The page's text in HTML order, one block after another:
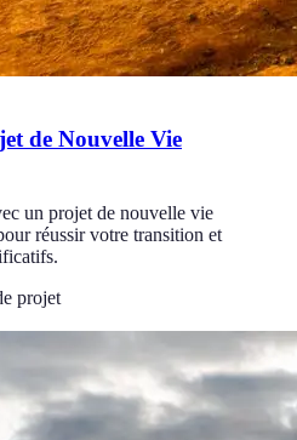
de Nouvelle Vie
un projet de nouvelle vie
réussir votre transition et
projet